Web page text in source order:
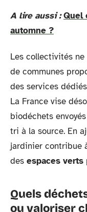
A lire aussi : Quel
automne ?
Les collectivités ne
de communes
des services
La France vise
biodéchets
tri à la source. En
jardinier contribue
des espaces verts
Quels
ou valoriser